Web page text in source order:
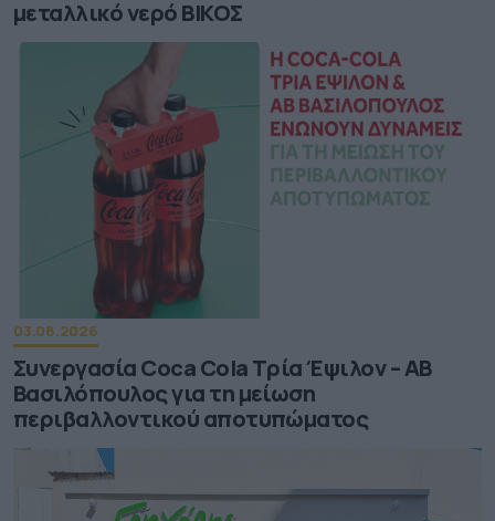
μεταλλικό νερό ΒΙΚΟΣ
03.08.2026
Συνεργασία Coca Cola Τρία Έψιλον – ΑΒ
Βασιλόπουλος για τη μείωση
περιβαλλοντικού αποτυπώματος